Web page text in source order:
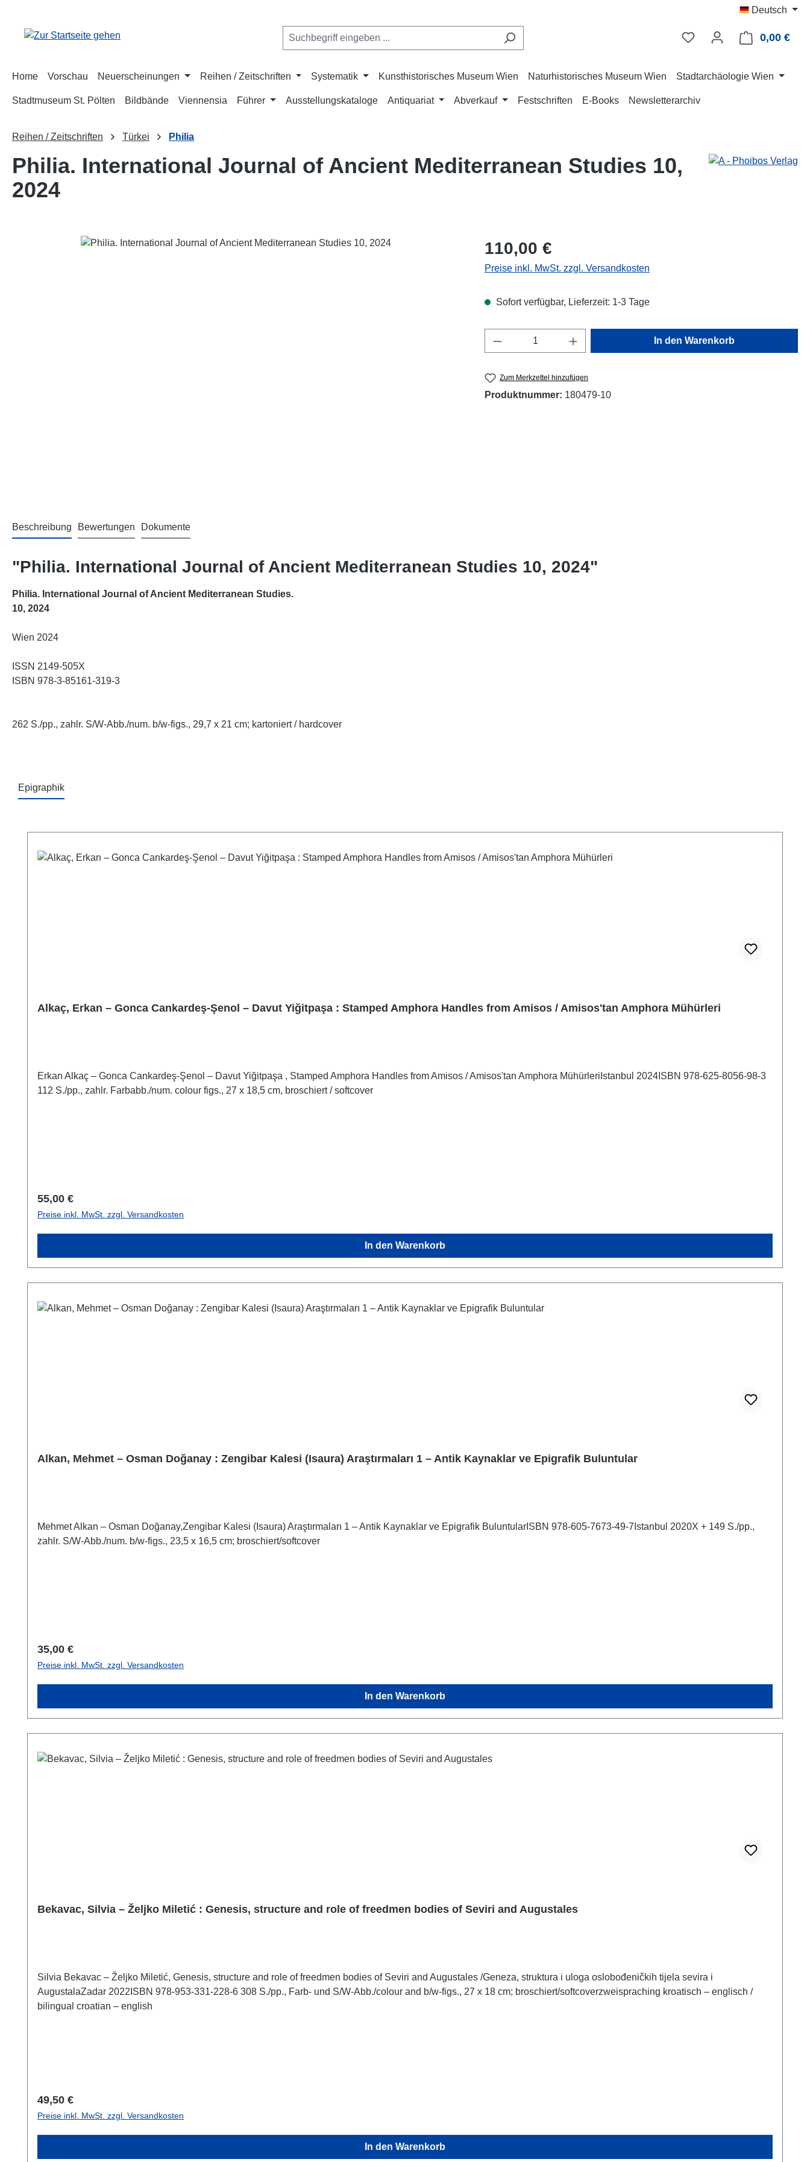
Deutsch
0,00 €
Home Vorschau Neuerscheinungen Reihen / Zeitschriften Systematik Kunsthistorisches Museum Wien Naturhistorisches Museum Wien Stadtarchäologie Wien
Stadtmuseum St. Pölten Bildbände Viennensia Führer Ausstellungskataloge Antiquariat Abverkauf Festschriften E-Books Newsletterarchiv
Reihen / Zeitschriften Türkei Philia
Philia. International Journal of Ancient Mediterranean Studies 10,
2024
Bildergalerie überspringen Regulärer Preis:
110,00 €
Preise inkl. MwSt. zzgl. Versandkosten
Sofort verfügbar, Lieferzeit: 1-3 Tage
Produkt Anzahl: Gib den gewünschten Wert ein
In den Warenkorb
Zum Merkzettel hinzufügen
Produktnummer: 180479-10
Beschreibung Bewertungen Dokumente
"Philia. International Journal of Ancient Mediterranean Studies 10, 2024"
Philia. International Journal of Ancient Mediterranean Studies.
10, 2024
Wien 2024
ISSN 2149-505X
ISBN 978-3-85161-319-3
262 S./pp., zahlr. S/W-Abb./num. b/w-figs., 29,7 x 21 cm; kartoniert / hardcover
Epigraphik
Alkaç, Erkan – Gonca Cankardeş-Şenol – Davut Yiğitpaşa : Stamped Amphora Handles from Amisos / Amisos'tan Amphora Mühürleri
Erkan Alkaç – Gonca Cankardeş-Şenol – Davut Yiğitpaşa , Stamped Amphora Handles from Amisos / Amisos'tan Amphora MühürleriIstanbul 2024ISBN 978-625-8056-98-3
112 S./pp., zahlr. Farbabb./num. colour figs., 27 x 18,5 cm, broschiert / softcover
Regulärer Preis:
55,00 €
Preise inkl. MwSt. zzgl. Versandkosten
In den Warenkorb
Alkan, Mehmet – Osman Doğanay : Zengibar Kalesi (Isaura) Araştırmaları 1 – Antik Kaynaklar ve Epigrafik Buluntular
Mehmet Alkan – Osman Doğanay,Zengibar Kalesi (Isaura) Araştırmaları 1 – Antik Kaynaklar ve Epigrafik BuluntularISBN 978-605-7673-49-7Istanbul 2020X + 149 S./pp.,
zahlr. S/W-Abb./num. b/w-figs., 23,5 x 16,5 cm; broschiert/softcover
Regulärer Preis:
35,00 €
Preise inkl. MwSt. zzgl. Versandkosten
In den Warenkorb
Bekavac, Silvia – Željko Miletić : Genesis, structure and role of freedmen bodies of Seviri and Augustales
Silvia Bekavac – Željko Miletić, Genesis, structure and role of freedmen bodies of Seviri and Augustales /Geneza, struktura i uloga oslobođeničkih tijela sevira i
AugustalaZadar 2022ISBN 978-953-331-228-6 308 S./pp., Farb- und S/W-Abb./colour and b/w-figs., 27 x 18 cm; broschiert/softcoverzweispraching kroatisch – englisch /
bilingual croatian – english
Regulärer Preis:
49,50 €
Preise inkl. MwSt. zzgl. Versandkosten
In den Warenkorb